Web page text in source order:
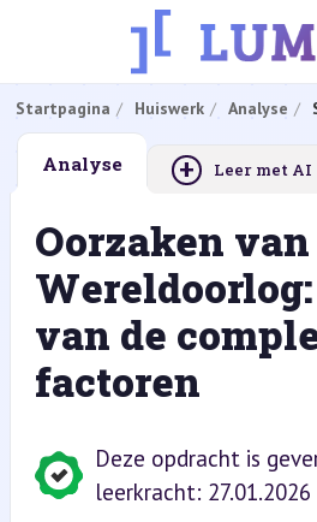
Startpagina Huiswerk Analyse
Analyse + Leer met AI
Oorzaken
van de
factoren
Deze opdracht is
leerkracht: